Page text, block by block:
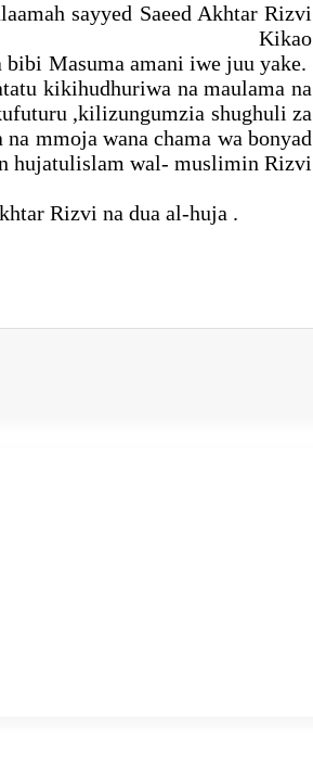
sayyed Saeed Akhtar Rizvi
ya Iftar. Kikao
Masuma amani iwe juu yake.
na maulama na
shughuli za
mmoja wana chama wa bonyad
hujatulislam wal- muslimin Rizvi
Rizvi na dua al-huja .